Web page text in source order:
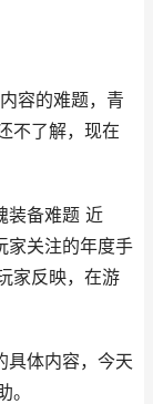
容的难题，青
不了解，现在
装备难题 近
家关注的年度手
家反映，在游
具体内容，今天